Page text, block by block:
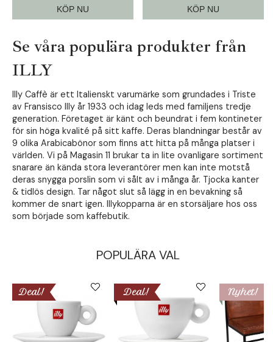
KÖP NU KÖP NU
Se våra populära produkter från
ILLY
Illy Caffè är ett Italienskt varumärke som grundades i Triste
av Fransisco Illy år 1933 och idag leds med familjens tredje
generation. Företaget är känt och beundrat i fem kontineter
för sin höga kvalité på sitt kaffe. Deras blandningar består av
9 olika Arabicabönor som finns att hitta på många platser i
världen. Vi på Magasin 11 brukar ta in lite ovanligare sortiment
snarare än kända stora leverantörer men kan inte motstå
deras snygga porslin som vi sålt av i många år. Tjocka kanter
& tidlös design. Tar något slut så lägg in en bevakning så
kommer de snart igen. Illykopparna är en storsäljare hos oss
som började som kaffebutik.
POPULÄRA VAL
Deal! Deal! Nyhet!